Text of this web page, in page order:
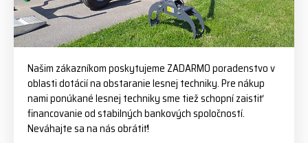
Našim zákazníkom poskytujeme ZADARMO poradenstvo v
oblasti dotácií na obstaranie lesnej techniky. Pre nákup
nami ponúkané lesnej techniky sme tiež schopní zaistiť
financovanie od stabilných bankových spoločností.
Neváhajte sa na nás obrátiť!